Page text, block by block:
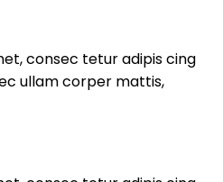
consec tetur adipis cing
ullam corper mattis,